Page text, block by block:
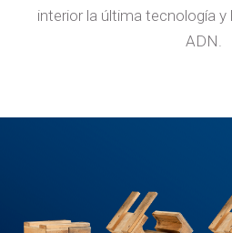
interior la última tecnología
ADN.